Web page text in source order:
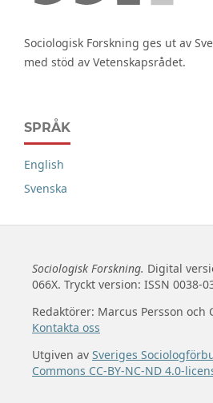
Sociologisk Forskning ges ut av
med stöd av Vetenskapsrådet.
SPRÅK
English
Svenska
Sociologisk Forskning. Digital
066X. Tryckt version: ISSN 0038-
Redaktörer: Marcus Persson och
Kontakta oss
Utgiven av Sveriges
Commons CC-BY-NC-ND 4.0-